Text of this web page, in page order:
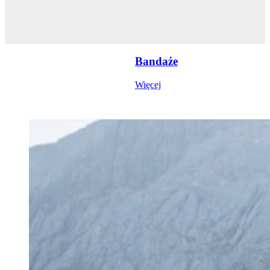
Bandaże
Więcej